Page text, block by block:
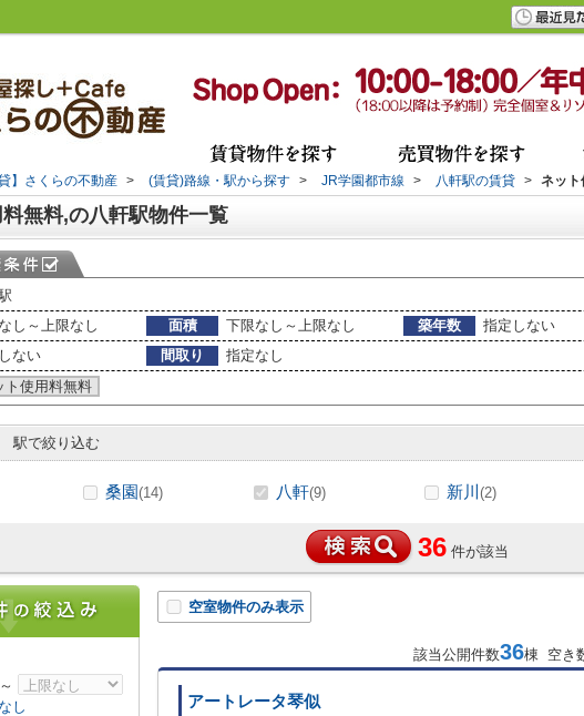
】さくらの不動産 > (賃貸)路線・駅から探す > JR学園都市線 > 八軒駅の賃貸 > ネット
無料,の八軒駅物件一覧
し～上限なし 面積 下限なし～上限なし 築年数
指定しない
ない 間取り
指定なし
ト使用料無料
駅で絞り込む
桑園(14) 八軒(9) 新川 (2)
36 件が該当
空室物件のみ表示
該当公開件数36棟 空き
アートレータ琴似
～
し